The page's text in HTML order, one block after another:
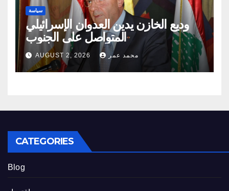
سياسة
وديع الخازن يدين العدوان الإسرائيلي
المتواصل على الجنوب
AUGUST 2, 2026 محمد عمر
CATEGORIES
Blog